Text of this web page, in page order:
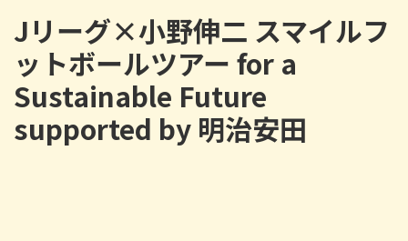
Jリーグ×小野伸二 スマイルフ
ットボールツアー for a
Sustainable Future
supported by 明治安田